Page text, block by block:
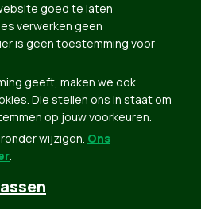
goed te laten
verwerken geen
is geen toestemming voor
geeft, maken we ook
Die stellen ons in staat om
op jouw voorkeuren.
wijzigen. Ons
.